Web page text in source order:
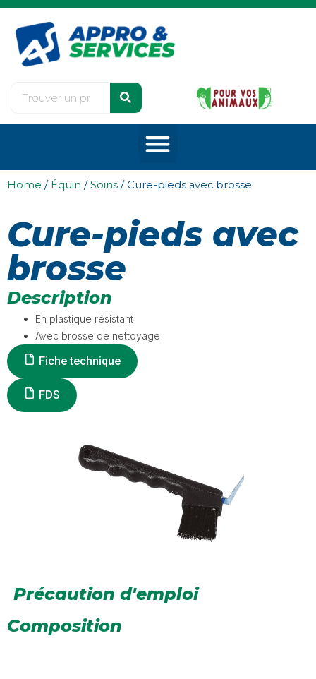
Home / Équin /Soins / Cure-pieds avec brosse
Cure-pieds avec
brosse
Description
En plastique résistant
Avec brosse de nettoyage
Fiche technique
FDS
Précaution d'emploi
Composition